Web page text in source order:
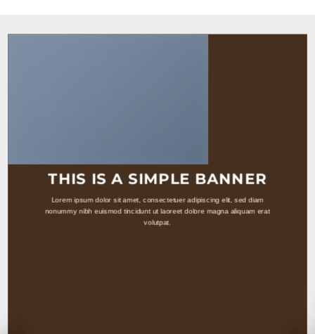
THIS IS A SIMPLE BANNER
Lorem ipsum dolor sit amet, consectetuer adipiscing elit, sed diam
nonummy nibh euismod tincidunt ut laoreet dolore magna aliquam erat
volutpat.